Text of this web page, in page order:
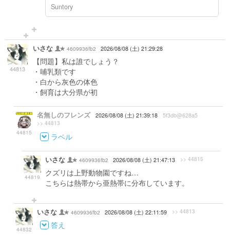
Suntory
44813
いさな 4609936fb2 2026/08/08 (土) 21:29:28
【問題】私は誰でしょう？
・哺乳類です
・白から灰色の体色
・飼育は大分県が初
44815
名無しのフレンズ 2026/08/08 (土) 21:39:18 5f3db@628a5
>> 44813
ラベル
44819
いさな 4609936fb2 2026/08/08 (土) 21:47:13 >> 44815
クズリは上野動物園ですね…
こちらは熱帯から亜熱帯に分布しています。
44832
いさな 4609936fb2 2026/08/08 (土) 22:11:59 >> 44813
答え